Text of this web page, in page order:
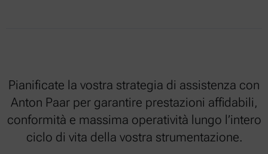
Pianificate la vostra strategia di assistenza con
Anton Paar per garantire prestazioni affidabili,
conformità e massima operatività lungo l’intero
ciclo di vita della vostra strumentazione.